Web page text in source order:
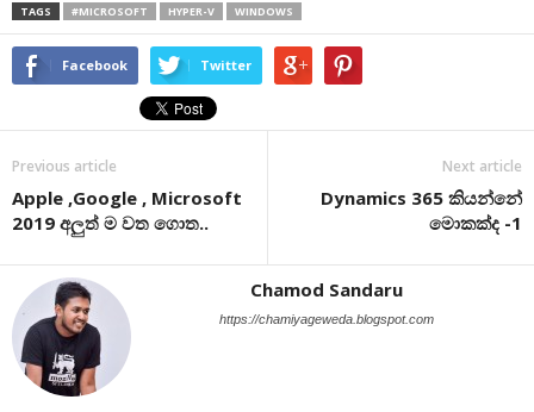
TAGS #MICROSOFT HYPER-V WINDOWS
Facebook Twitter
Previous article
Apple ,Google , Microsoft
2019 අලුත් ම වත ගොත..
Next article
Dynamics 365 කියන්නේ
මොකක්ද -1
Chamod Sandaru
https://chamiyageweda.blogspot.com